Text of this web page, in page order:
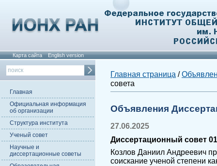
Карта сайта English version
Главная
Официальная информация
об организации
Структура института
Ученый совет
Научные и
диссертационные советы
Главная страница /
совета
Объявления
27.06.2025
Диссертационный совет
Козлов Даниил Андреевич
соискание ученой степени